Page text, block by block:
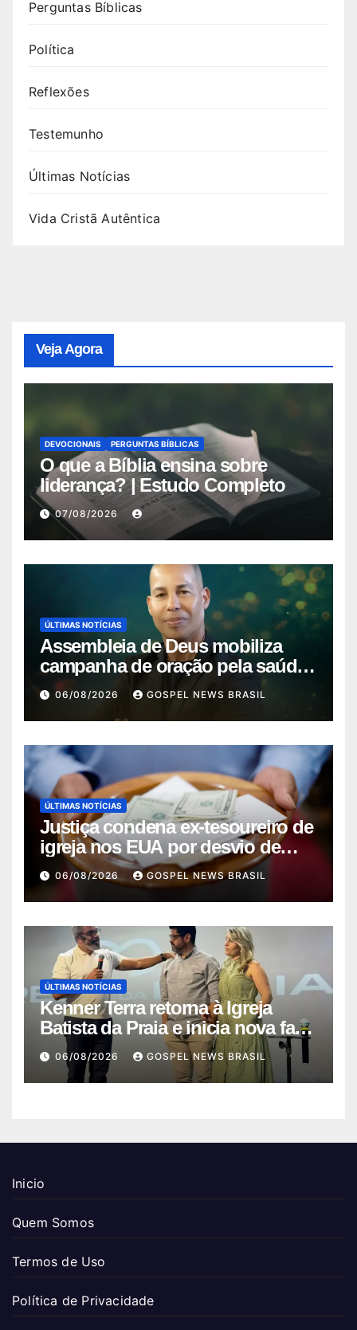
Perguntas Bíblicas
Política
Reflexões
Testemunho
Últimas Notícias
Vida Cristã Autêntica
Veja Agora
DEVOCIONAIS PERGUNTAS BÍBLICAS
O que a Bíblia ensina sobre
liderança? | Estudo Completo
07/08/2026
ÚLTIMAS NOTÍCIAS
Assembleia de Deus mobiliza
campanha de oração pela saúde
do pas…
06/08/2026 GOSPEL NEWS BRASIL
ÚLTIMAS NOTÍCIAS
Justiça condena ex-tesoureiro de
igreja nos EUA por desvio de
quas…
06/08/2026 GOSPEL NEWS BRASIL
ÚLTIMAS NOTÍCIAS
Kenner Terra retorna à Igreja
Batista da Praia e inicia nova fase
…06/08/2026 GOSPEL NEWS BRASIL
Inicio
Quem Somos
Termos de Uso
Política de Privacidade